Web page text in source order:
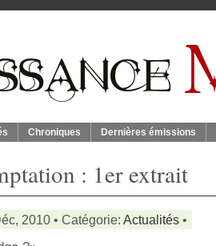
Chroniques Dernières émissions
: 1er extrait
2010 • Catégorie: Actualités •